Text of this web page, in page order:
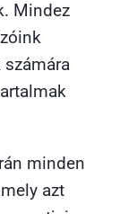
Mindez
számára
minden
azt